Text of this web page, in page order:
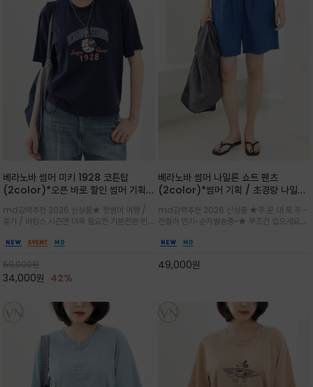
베라노바 썸머 미키 1928 코튼탑
(2color)*오픈 바로 할인 썸머 기획
★ 한정수량 제작 ★ 오가닉 코튼으로
빈티지 프린트로 여름 하의와 모두 잘어
울리는 그래픽
md강력추천 2026 신상품★ 핫썸머 여행 /
휴가 / 바캉스 시즌엔 더욱 필요한 기분전환 빈티
키 컬러 위에 빈티지한 크랙 효과의 레트로 감성
완성
59,000원
34,000원 42%
베라노바 썸머 나일론 쇼트 팬츠
(2color)*썸머 기획 / 초경량 나일론
가벼운 아이템 / 여행 / 일상 / 운동 모
두 가능한 아이템
md강력추천 2026 신상품 ★주.문.대.폭.주 -
전컬러 인기~순차발송중~★ 무조건 입으세요~~
입니다^^가볍고 드라이한 터치감의 나일론 소
룩, 모임룩, 데일리룩까지 다양하게
49,000원